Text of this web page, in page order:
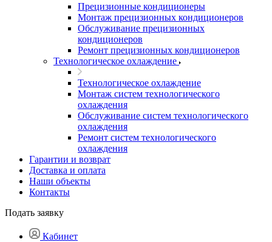
Прецизионные кондиционеры
Монтаж прецизионных кондиционеров
Обслуживание прецизионных
кондиционеров
Ремонт прецизионных кондиционеров
Технологическое охлаждение
Технологическое охлаждение
Монтаж систем технологического
охлаждения
Обслуживание систем технологического
охлаждения
Ремонт систем технологического
охлаждения
Гарантии и возврат
Доставка и оплата
Наши объекты
Контакты
Подать заявку
Кабинет